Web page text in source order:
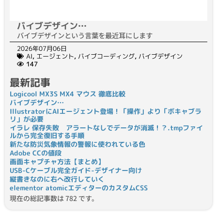
バイブデザイン…
バイブデザインという言葉を最近耳にします
2026年07月06日
AI, エージェント, バイブコーディング, バイブデザイン
147
最新記事
Logicool MX3S MX4 マウス 徹底比較
バイブデザイン…
IllustratorにAIエージェント登場！「操作」より「ボキャブラ
リ」が必要
イラレ 保存失敗 アラートなしでデータが消滅！？.tmpファイ
ルから完全復旧する手順
新たな防災気象情報の警報に使われている色
Adobe CCの値段
画面キャプチャ方法【まとめ】
USB-Cケーブル完全ガイド-デザイナー向け
縦書きなのに右へ改行していく
elementor atomicエディターのカスタムCSS
現在の総記事数は 782 です。